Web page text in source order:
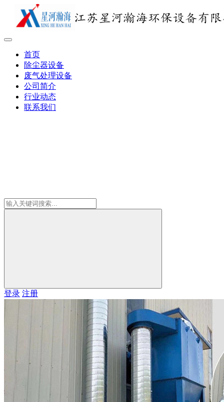
首页
除尘器设备
废气处理设备
公司简介
行业动态
联系我们
登录 注册